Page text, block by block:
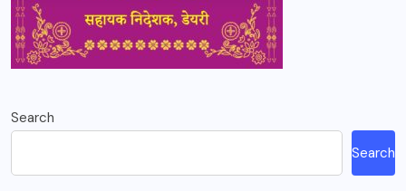
Search
Search